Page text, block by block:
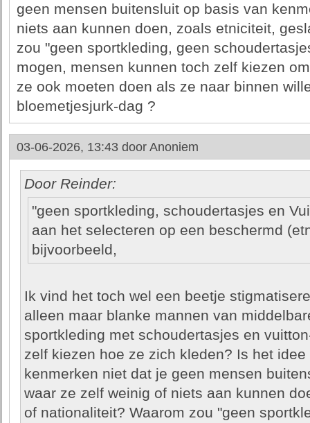
geen mensen buitensluit op basis van
niets aan kunnen doen, zoals etniciteit,
zou "geen sportkleding, geen
mogen, mensen kunnen toch zelf kiezen
ze ook moeten doen als ze naar binnen
bloemetjesjurk-dag ?
03-06-2026, 13:43 door Anoniem
Door Reinder:
"geen sportkleding, schoudertasjes en
aan het selecteren op een beschermd
bijvoorbeeld,
Ik vind het toch wel een beetje
alleen maar blanke mannen van
sportkleding met schoudertasjes en
zelf kiezen hoe ze zich kleden? Is het
kenmerken niet dat je geen mensen
waar ze zelf weinig of niets aan kunnen
of nationaliteit? Waarom zou "geen